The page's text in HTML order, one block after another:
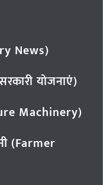
News)
योजनाएं)
Machinery)
(Farmer